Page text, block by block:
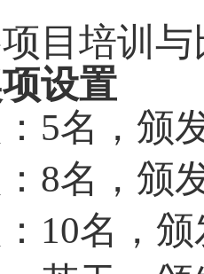
目培训
设置
5名，颁
8名，颁
10名，